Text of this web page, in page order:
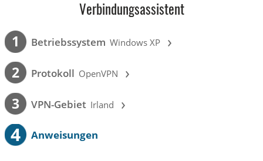
Verbindungsassistent
1 Betriebssystem Windows XP ›
2 Protokoll OpenVPN ›
3 VPN-Gebiet Irland ›
4 Anweisungen